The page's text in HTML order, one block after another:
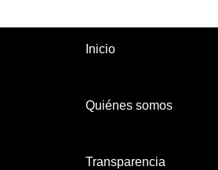
Inicio
Quiénes somos
Transparencia